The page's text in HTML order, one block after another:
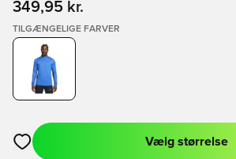
349,95 kr.
TILGÆNGELIGE FARVER
Åbner en Modal til at logge ind eller
Vælg størrelse